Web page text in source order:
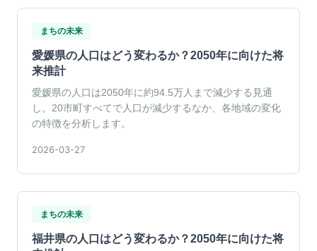
まちの未来
愛媛県の人口はどう変わるか？2050年に向けた将
来推計
愛媛県の人口は2050年に約94.5万人まで減少する見通
し。20市町すべてで人口が減少するなか、各地域の変化
の特徴を分析します。
2026-03-27
まちの未来
福井県の人口はどう変わるか？2050年に向けた将